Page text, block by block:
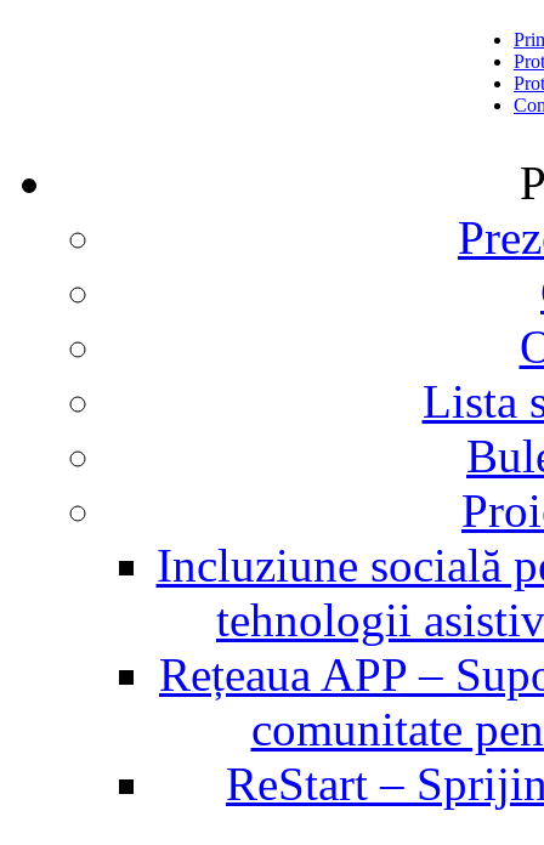
Lista
Incluziune socială
tehnologii
Rețeaua APP –
comunitate
ReStart –